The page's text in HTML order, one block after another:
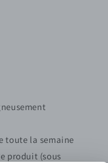
toute la semaine
produit (sous